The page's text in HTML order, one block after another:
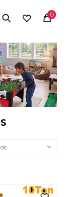
0
MI CUENTA
Electrodomésticos